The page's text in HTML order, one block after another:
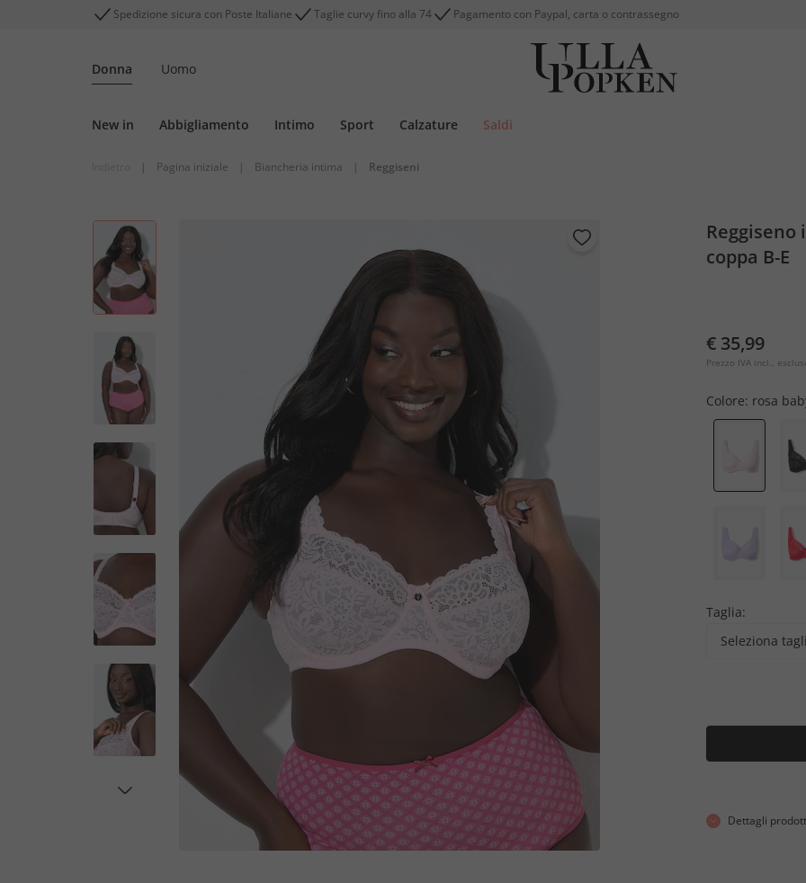
Spedizione sicura con Poste Italiane Taglie curvy fino alla 74 Pagamento con Paypal, carta o contrassegno
Donna Uomo
New in Abbigliamento Intimo Sport Calzature Saldi
| Pagina iniziale | Biancheria intima | Reggiseni
coppa B-E
€ 35,99
Prezzo IVA incl.,
Colore: rosa
Taglia:
Seleziona
Dettagli